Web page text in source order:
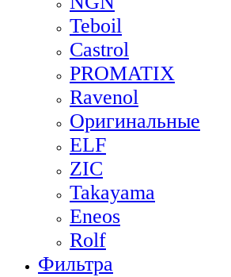
Teboil
Castrol
PROMATIX
Ravenol
Оригинальные
ELF
ZIC
Takayama
Eneos
Rolf
Фильтра